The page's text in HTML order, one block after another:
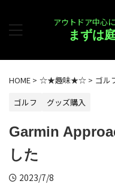
アウトドア中心
まずは
HOME > ☆★趣味★☆ > ゴル
ゴルフ
グッズ購入
Garmin
した
2023/7/8